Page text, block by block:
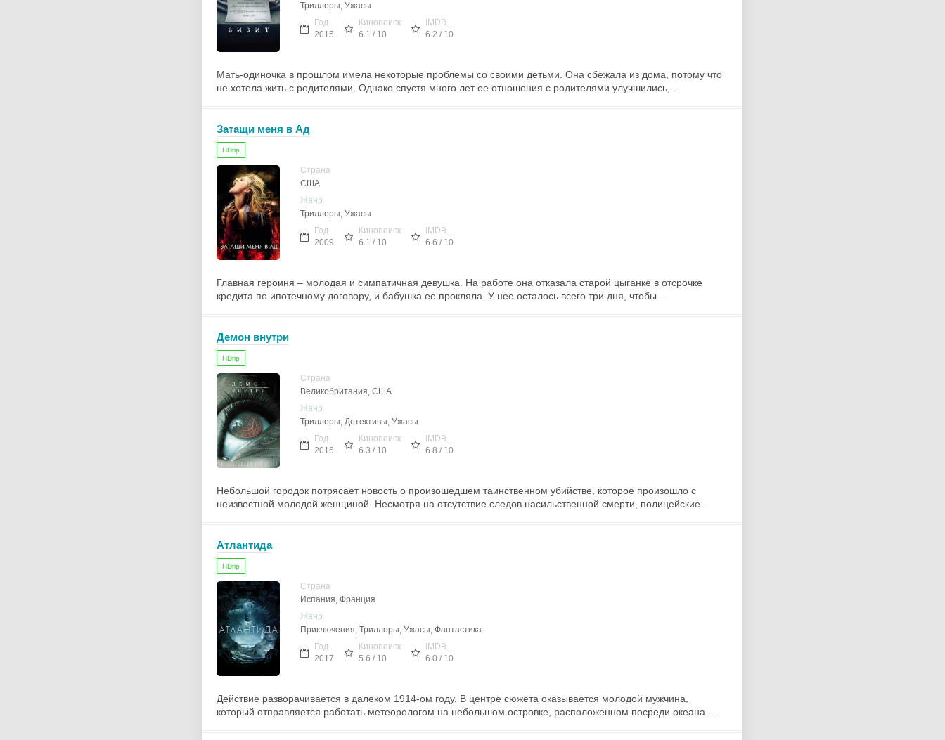
Триллеры, Ужасы
Год
2015
Кинопоиск
6.1 / 10
IMDB
6.2 / 10
Мать-одиночка в прошлом имела некоторые проблемы со своими детьми. Она сбежала из дома, потому что
не хотела жить с родителями. Однако спустя много лет ее отношения с родителями улучшились,...
Затащи меня в Ад
HDrip
Страна
США
Жанр
Триллеры, Ужасы
Год
2009
Кинопоиск
6.1 / 10
IMDB
6.6 / 10
Главная героиня – молодая и симпатичная девушка. На работе она отказала старой цыганке в отсрочке
кредита по ипотечному договору, и бабушка ее прокляла. У нее осталось всего три дня, чтобы...
Демон внутри
HDrip
Страна
Великобритания, США
Жанр
Триллеры, Детективы, Ужасы
Год
2016
Кинопоиск
6.3 / 10
IMDB
6.8 / 10
Небольшой городок потрясает новость о произошедшем таинственном убийстве, которое произошло с
неизвестной молодой женщиной. Несмотря на отсутствие следов насильственной смерти, полицейские...
Атлантида
HDrip
Страна
Испания, Франция
Жанр
Приключения, Триллеры, Ужасы, Фантастика
Год
2017
Кинопоиск
5.6 / 10
IMDB
6.0 / 10
Действие разворачивается в далеком 1914-ом году. В центре сюжета оказывается молодой мужчина,
который отправляется работать метеорологом на небольшом островке, расположенном посреди океана....